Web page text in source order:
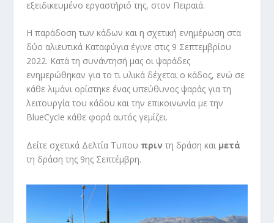
εξειδικευμένο εργαστήριό της, στον Πειραιά.
Η παράδοση των κάδων και η σχετική ενημέρωση στα
δύο αλιευτικά Καταφύγια έγινε στις 9 Σεπτεμβρίου
2022. Κατά τη συνάντησή μας οι ψαράδες
ενημερώθηκαν για το τι υλικά δέχεται ο κάδος, ενώ σε
κάθε λιμάνι ορίστηκε ένας υπεύθυνος ψαράς για τη
λειτουργία του κάδου και την επικοινωνία με την
BlueCycle κάθε φορά αυτός γεμίζει.
Δείτε σχετικά Δελτία Τυπου πριν τη δράση και μετά
τη δράση της 9ης Σεπτέμβρη.